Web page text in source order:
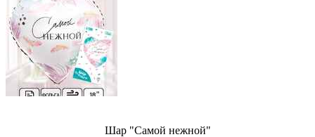
Шар "Самой нежной"